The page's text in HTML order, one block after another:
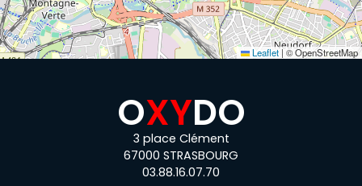
Leaflet |© OpenStreetMap
OXYDO
3 place Clément
67000 STRASBOURG
03.88.16.07.70